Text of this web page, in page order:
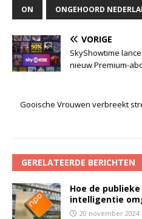
ON ONGEHOORD
VORIGE
SkyShowtime
nieuw Premium-
Gooische Vrouwen verbreekt
GERELATEERDE BERICHTEN
Hoe de
intelligentie
20 november 2024